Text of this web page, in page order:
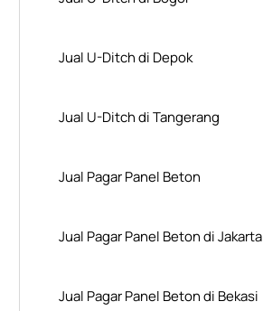
Jual U-Ditch di Depok
Jual U-Ditch di Tangerang
Jual Pagar Panel Beton
Jual Pagar Panel Beton di Jakarta
Jual Pagar Panel Beton di Bekasi